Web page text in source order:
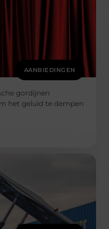
AANBIEDINGEN
gordijnen
het geluid te dempen